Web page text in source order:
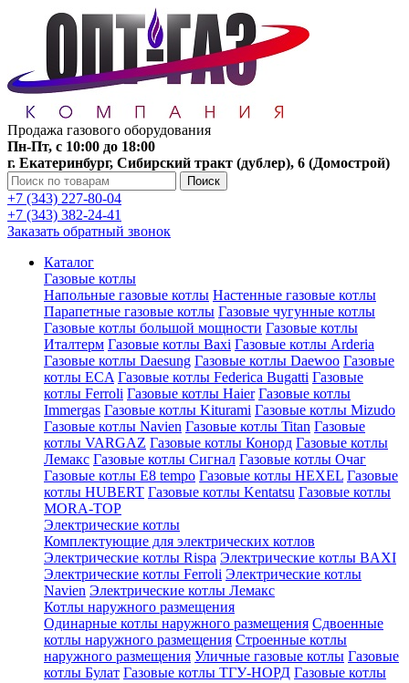
Продажа газового оборудования
Пн-Пт, с 10:00 до 18:00
г. Екатеринбург, Сибирский тракт (дублер), 6 (Домострой)
Поиск
+7 (343) 227-80-04
+7 (343) 382-24-41
Заказать обратный звонок
Каталог
Газовые котлы
Напольные газовые котлы Настенные газовые котлы
Парапетные газовые котлы Газовые чугунные котлы
Газовые котлы большой мощности Газовые котлы
Италтерм Газовые котлы Baxi Газовые котлы Arderia
Газовые котлы Daesung Газовые котлы Daewoo Газовые
котлы ECA Газовые котлы Federica Bugatti Газовые
котлы Ferroli Газовые котлы Haier Газовые котлы
Immergas Газовые котлы Kiturami Газовые котлы Mizudo
Газовые котлы Navien Газовые котлы Titan Газовые
котлы VARGAZ Газовые котлы Конорд Газовые котлы
Лемакс Газовые котлы Сигнал Газовые котлы Очаг
Газовые котлы E8 tempo Газовые котлы HEXEL Газовые
котлы HUBERT Газовые котлы Kentatsu Газовые котлы
MORA-TOP
Электрические котлы
Комплектующие для электрических котлов
Электрические котлы Rispa Электрические котлы BAXI
Электрические котлы Ferroli Электрические котлы
Navien Электрические котлы Лемакс
Котлы наружного размещения
Одинарные котлы наружного размещения Сдвоенные
котлы наружного размещения Строенные котлы
наружного размещения Уличные газовые котлы Газовые
котлы Булат Газовые котлы ТГУ-НОРД Газовые котлы